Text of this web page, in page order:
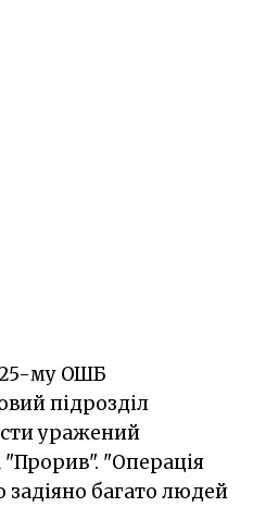
му ОШБ
підрозділ
уражений
"Операція
задіяно багато людей